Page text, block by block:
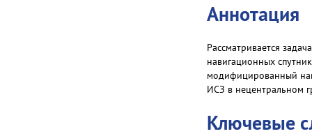
Аннотация
Рассматривается
навигационных
модифицированный
ИСЗ в нецентральном
Ключевые